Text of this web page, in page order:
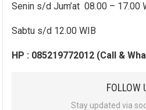
Senin s/d Jum’at 08.00 – 17.00
Sabtu s/d 12.00 WIB
HP : 085219772012 (Call &
FOLLOW
Stay updated via